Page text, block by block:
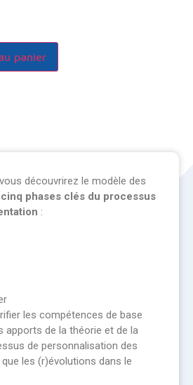
panier
découvrirez le modèle des
cinq phases clés du processus
:
les compétences de base
apports de la théorie et de la
de personnalisation des
les (r)évolutions dans le